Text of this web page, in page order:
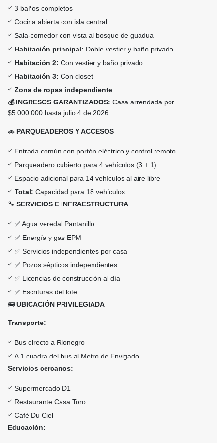
3 baños completos
Cocina abierta con isla central
Sala-comedor con vista al bosque de guadua
Habitación principal: Doble vestier y baño privado
Habitación 2: Con vestier y baño privado
Habitación 3: Con closet
Zona de ropas independiente
💰 INGRESOS GARANTIZADOS: Casa arrendada por
$5.000.000 hasta julio 4 de 2026
🚗 PARQUEADEROS Y ACCESOS
Entrada común con portón eléctrico y control remoto
Parqueadero cubierto para 4 vehículos (3 + 1)
Espacio adicional para 14 vehículos al aire libre
Total: Capacidad para 18 vehículos
🔧 SERVICIOS E INFRAESTRUCTURA
✅ Agua veredal Pantanillo
✅ Energía y gas EPM
✅ Servicios independientes por casa
✅ Pozos sépticos independientes
✅ Licencias de construcción al día
✅ Escrituras del lote
🚌 UBICACIÓN PRIVILEGIADA
Transporte:
Bus directo a Rionegro
A 1 cuadra del bus al Metro de Envigado
Servicios cercanos:
Supermercado D1
Restaurante Casa Toro
Café Du Ciel
Educación: